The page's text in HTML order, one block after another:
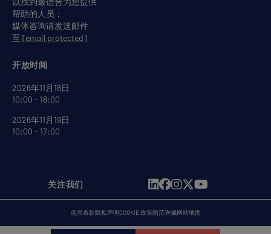
开放时间
2026年11月18日
10:00 - 18:00
2026年11月19日
10:00 - 17:00
帮助的人员；
媒体咨询请发送邮件
至 [email protected]
关注我们
使用条款隐私声明COOKIE 政策防范诈骗网站地图